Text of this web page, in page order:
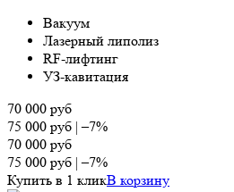
Вакуум
Лазерный липолиз
RF-лифтинг
УЗ-кавитация
70 000 руб
75 000 руб |–7%
70 000 руб
75 000 руб |–7%
Купить в 1 кликВ корзину